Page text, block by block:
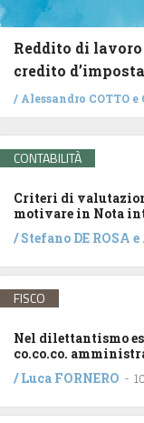
Reddito di
credito
/ Alessandro COTTO e
CONTABILITÀ
Criteri di
motivare in Nota
/Stefano DE ROSA e
FISCO
Nel dilettantismo
co.co.co.
/Luca FORNERO -